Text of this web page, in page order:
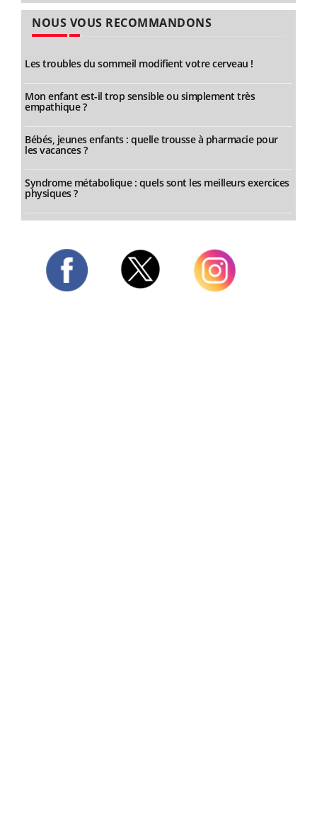
NOUS VOUS RECOMMANDONS
Les troubles du sommeil modifient votre cerveau !
Mon enfant est-il trop sensible ou simplement très
empathique ?
Bébés, jeunes enfants : quelle trousse à pharmacie pour
les vacances ?
Syndrome métabolique : quels sont les meilleurs exercices
physiques ?